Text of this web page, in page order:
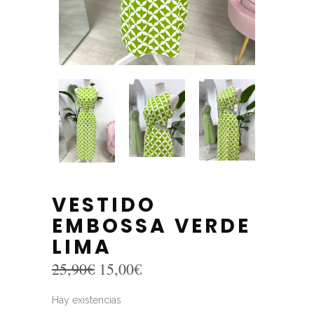
VESTIDO
EMBOSSA VERDE
LIMA
25,90€ El
precio
original
15,00€El
Hay existencias